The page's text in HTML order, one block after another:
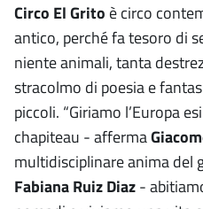
Circo El Grito è circo
antico, perché fa tesoro di
niente animali, tanta
stracolmo di poesia e
piccoli. “Giriamo l’Europa
chapiteau - afferma
multidisciplinare anima del
Fabiana Ruiz Diaz-